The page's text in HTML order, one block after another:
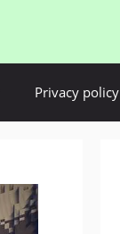
Privacy policy